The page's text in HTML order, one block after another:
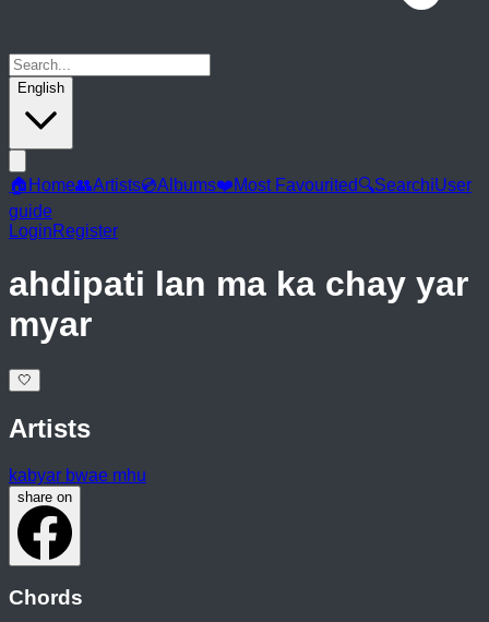
English
🏠 Home👥Artists💿Albums❤️Most Favourited🔍Searchℹ️User
guide
LoginRegister
ahdipati lan ma ka chay yar
myar
🤍
Artists
kabyar bwae mhu
share on
Chords